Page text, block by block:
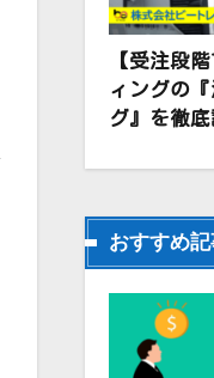
【受注段
ィングの
グ』を徹底
おすすめ記